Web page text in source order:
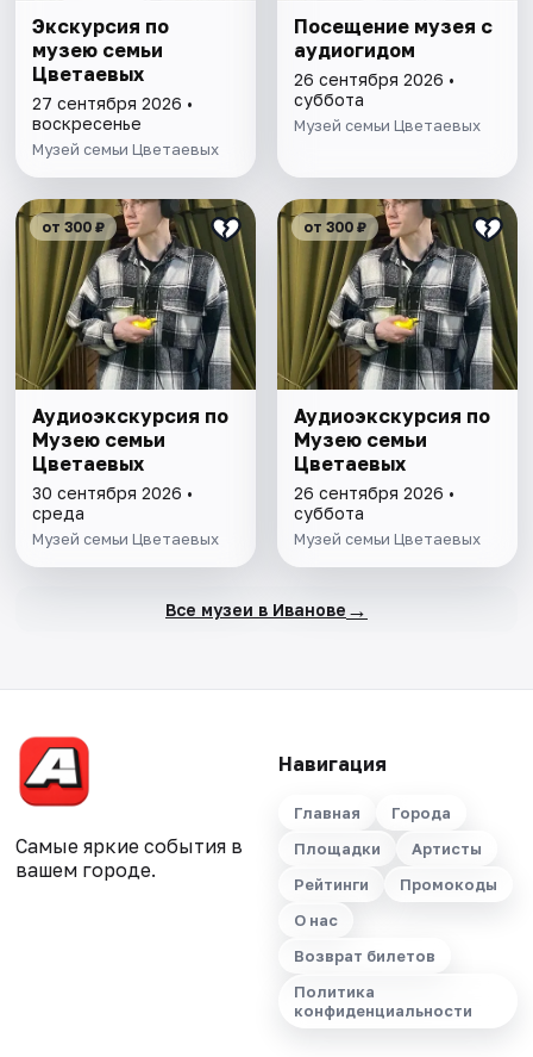
Экскурсия по
музею семьи
Цветаевых
27 сентября 2026 •
воскресенье
Музей семьи Цветаевых
Посещение музея с
аудиогидом
26 сентября 2026 •
суббота
Музей семьи Цветаевых
от 300 ₽
Аудиоэкскурсия по
Музею семьи
Цветаевых
30 сентября 2026 •
среда
Музей семьи Цветаевых
от 300 ₽
Аудиоэкскурсия по
Музею семьи
Цветаевых
26 сентября 2026 •
суббота
Музей семьи Цветаевых
Все музеи в Иванове →
Самые яркие события в
вашем городе.
Навигация
Главная
Города
Площадки
Артисты
Рейтинги
Промокоды
О нас
Возврат билетов
Политика
конфиденциальности